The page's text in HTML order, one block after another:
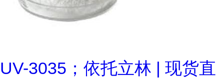
UV-3035；依托立林 | 现货直